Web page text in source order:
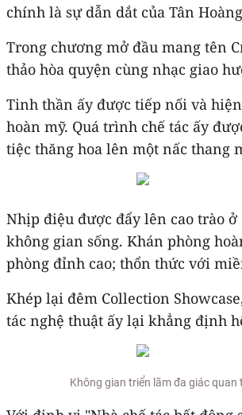
chính là sự dẫn dắt của Tân
Trong chương mở đầu mang tên
thảo hòa quyện cùng nhạc giao
Tinh thần ấy được tiếp nối và
hoàn mỹ. Quá trình chế tác ấy
tiệc thăng hoa lên một nấc thang
Nhịp điệu được đẩy lên cao trào
không gian sống. Khán phòng
phòng đỉnh cao; thổn thức với
Khép lại đêm Collection
tác nghệ thuật ấy lại khẳng định
Không gian triển lãm đa giác